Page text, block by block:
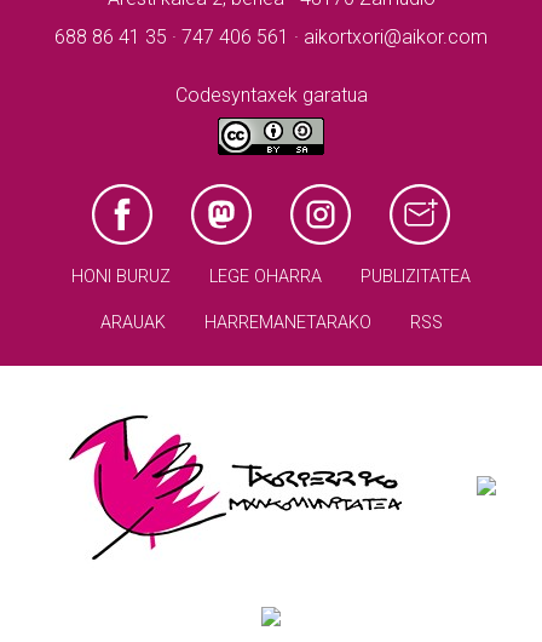
688 86 41 35 · 747 406 561 · aikortxori@aikor.com
Codesyntaxek garatua
HONI BURUZ LEGE OHARRA PUBLIZITATEA
ARAUAK HARREMANETARAKO RSS